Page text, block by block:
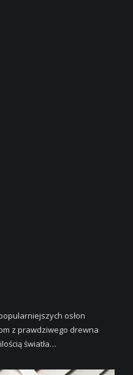
osłon
z prawdziwego drewna
światła…